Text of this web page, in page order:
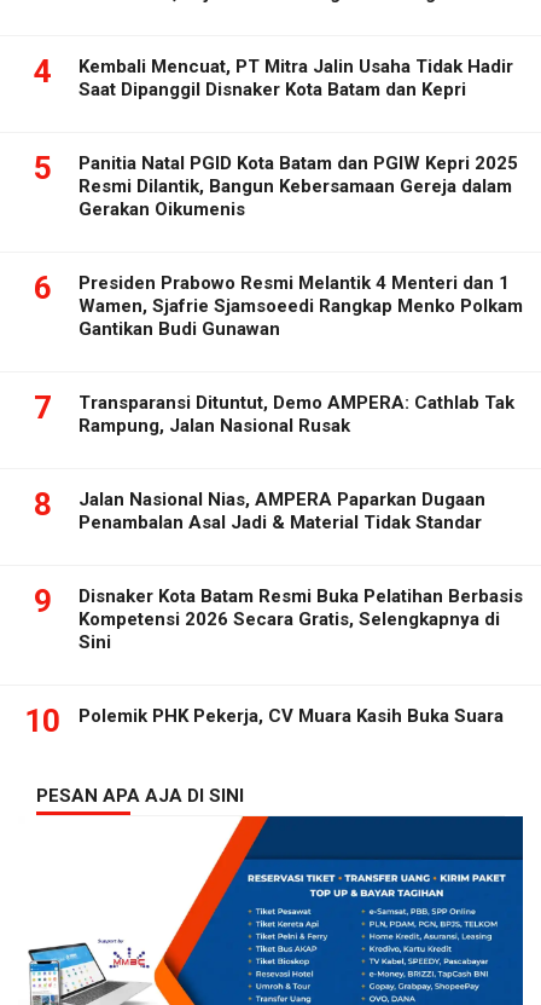
4
Kembali Mencuat, PT Mitra Jalin Usaha Tidak Hadir
Saat Dipanggil Disnaker Kota Batam dan Kepri
5
Panitia Natal PGID Kota Batam dan PGIW Kepri 2025
Resmi Dilantik, Bangun Kebersamaan Gereja dalam
Gerakan Oikumenis
6
Presiden Prabowo Resmi Melantik 4 Menteri dan 1
Wamen, Sjafrie Sjamsoeedi Rangkap Menko Polkam
Gantikan Budi Gunawan
7
Transparansi Dituntut, Demo AMPERA: Cathlab Tak
Rampung, Jalan Nasional Rusak
8
Jalan Nasional Nias, AMPERA Paparkan Dugaan
Penambalan Asal Jadi & Material Tidak Standar
9
Disnaker Kota Batam Resmi Buka Pelatihan Berbasis
Kompetensi 2026 Secara Gratis, Selengkapnya di
Sini
10 Polemik PHK Pekerja, CV Muara Kasih Buka Suara
PESAN APA AJA DI SINI